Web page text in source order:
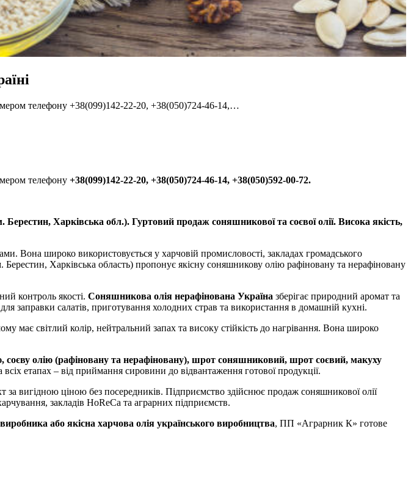
телефону +38(099)142-22-20, +38(050)724-46-14,…
телефону +38(099)142-22-20, +38(050)724-46-14, +38(050)592-00-72.
Харківська обл.). Гуртовий продаж соняшникової та соєвої олії. Висока якість,
Вона широко використовується у харчовій промисловості, закладах громадського
Харківська область) пропонує якісну соняшникову олію рафіновану та нерафіновану
контроль якості. Соняшникова олія нерафінована Україна зберігає природний аромат та
заправки салатів, приготування холодних страв та використання в домашній кухні.
має світлий колір, нейтральний запах та високу стійкість до нагрівання. Вона широко
соєву олію (рафіновану та нерафіновану), шрот соняшниковий, шрот соєвий, макуху
етапах – від приймання сировини до відвантаження готової продукції.
за вигідною ціною без посередників. Підприємство здійснює продаж соняшникової олії
закладів HoReCa та аграрних підприємств.
або якісна харчова олія українського виробництва, ПП «Аграрник К» готове